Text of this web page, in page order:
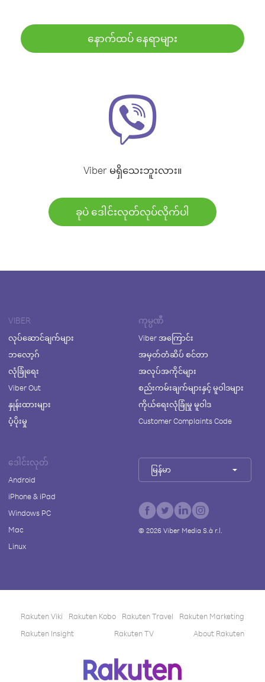
နောက်ထပ် နေရာများ
Viber မရှိသေးဘူးလား။
ခုပဲ ဒေါင်းလုတ်လုပ်လိုက်ပါ
VIBER
လုပ်ဆောင်ချက်များ
ဘလော့ဂ်
လုံခြုံရေး
Viber Out
နှုန်းထားများ
ပံ့ပိုးမှု
ကုမ္ပဏီ
Viber အကြောင်း
အမှတ်တံဆိပ် စင်တာ
အလုပ်အကိုင်များ
စည်းကမ်းချက်များနှင့် မူဝါဒများ
ကိုယ်ရေးလုံခြုံမှု မူဝါဒ
Customer Complaints Code
ဒေါင်းလုတ်
Android
iPhone & iPad
Windows PC
Mac
Linux
မြန်မာ
© 2026Viber Media S.à r.l.
Rakuten Viki Rakuten Kobo Rakuten Travel
Rakuten Marketing
Rakuten Insight
Rakuten TV About Rakuten